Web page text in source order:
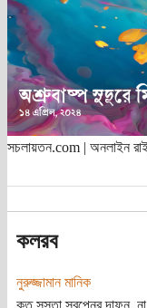
সচলায়তন.com | অনলাইন
কলরব
নুরুজ্জামান মানিক
কত সস্তা স্বপ্নের দাফন, না